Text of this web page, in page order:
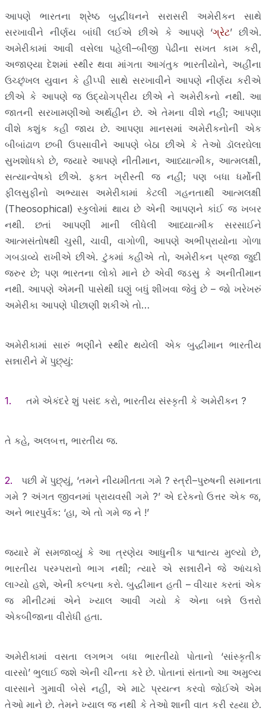
આપણે ભારતના શ્રેષ્ઠ બુદ્ધીધનને સરાસરી અમેરીકન સાથે
સરખાવીને નીર્ણય બાંધી લઈએ છીએ કે આપણે ‘ગ્રેટ’ છીએ.
અમેરીકામાં આવી વસેલા પહેલી–બીજી પેઢીના સખત કામ કરી,
અજાણ્યા દેશમાં સ્થીર થવા માંગતા આગંતુક ભારતીયોને, અહીંના
ઉચ્છૃંખલ યુવાન કે હીપ્પી સાથે સરખાવીને આપણે નીર્ણય કરીએ
છીએ કે આપણે જ ઉદ્યોગપ્રીય છીએ ને અમેરીકનો નથી. આ
જાતની સરખામણીઓ અર્થહીન છે. એ તેમના વીશે નહીં; આપણા
વીશે કશુંક કહી જાય છે. આપણા માનસમાં અમેરીકનોની એક
બીબાંઢાળ છબી ઉપસાવીને આપણે બેઠા છીએ કે તેઓ ડૉલરઘેલા
સુખશોધકો છે, જ્યારે આપણે નીતીમાન, આધ્યાત્મીક, આત્મલક્ષી,
સત્યાન્વેષકો છીએ. ફક્ત ખ્રીસ્તી જ નહીં; પણ બધા ધર્મોની
ફીલસુફીનો અભ્યાસ અમેરીકામાં કેટલી ગહનતાથી આત્મલક્ષી
(Theosophical) સ્કુલોમાં થાય છે એની આપણને કાંઈ જ ખબર
નથી. છતાં આપણી માની લીધેલી આધ્યાત્મીક સરસાઈને
આત્મસંતોષથી ચુસી, ચાવી, વાગોળી, આપણે અભીપ્રાયોના ગોળા
ગબડાવ્યે રાખીએ છીએ. ટુંકમાં કહીએ તો, અમેરીકન પ્રજા જુદી
જરુર છે; પણ ભારતના લોકો માને છે એવી જડસુ કે અનીતીમાન
નથી. આપણે એમની પાસેથી ઘણું બધું શીખવા જેવું છે – જો ખરેખરું
અમેરીકા આપણે પીછાણી શકીએ તો…
અમેરીકામાં સારું ભણીને સ્થીર થયેલી એક બુદ્ધીમાન ભારતીય
સન્નારીને મેં પુછ્યું:
1. તમે એકંદરે શું પસંદ કરો, ભારતીય સંસ્કૃતી કે અમેરીકન ?
તે કહે, અલબત્ત, ભારતીય જ.
2. પછી મેં પુછ્યું, ‘તમને નીયમીતતા ગમે ? સ્ત્રી–પુરુષની સમાનતા
ગમે ? અંગત જીવનમાં પ્રાયવસી ગમે ?’ એ દરેકનો ઉત્તર એક જ,
અને ભારપુર્વક: ‘હા, એ તો ગમે જ ને !’
જ્યારે મેં સમજાવ્યું કે આ ત્રણેય આધુનીક પાશ્વાત્ય મુલ્યો છે,
ભારતીય પરમ્પરાનો ભાગ નથી; ત્યારે એ સન્નારીને જે આંચકો
લાગ્યો હશે, એની કલ્પના કરો. બુદ્ધીમાન હતી – વીચાર કરતાં એક
જ મીનીટમાં એને ખ્યાલ આવી ગયો કે એના બન્ને ઉત્તરો
એકબીજાના વીરોધી હતા.
અમેરીકામાં વસતા લગભગ બધા ભારતીયો પોતાનો ‘સાંસ્કૃતીક
વારસો’ ભુલાઈ જશે એની ચીન્તા કરે છે. પોતાનાં સંતાનો આ અમુલ્ય
વારસાને ગુમાવી બેસે નહીં, એ માટે પ્રયત્ન કરવો જોઈએ એમ
તેઓ માને છે. તેમને ખ્યાલ જ નથી કે તેઓ શાની વાત કરી રહ્યા છે.